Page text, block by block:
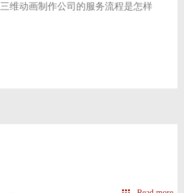
三维动画制作公司的服务流程是怎样